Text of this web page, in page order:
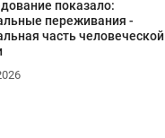
показало:
переживания -
часть человеческой